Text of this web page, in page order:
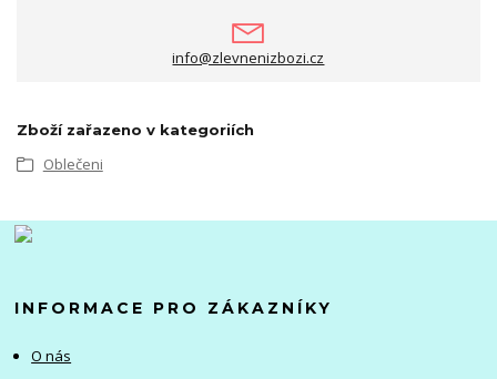
info@zlevnenizbozi.cz
Zboží zařazeno v kategoriích
Oblečeni
INFORMACE PRO ZÁKAZNÍKY
O nás